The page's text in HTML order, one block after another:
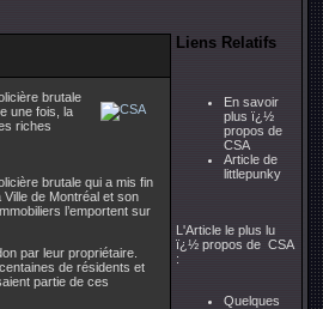
brutale
une fois, la
riches
brutale qui a mis fin
de Montréal et son
l’emportent sur
par leur propriétaire.
de résidents et
partie de ces
Liens Relatifs
En savoir
plus ï¿½
propos de
CSA
Article de
littlepunky
L'Article le plus lu
ï¿½ propos de CSA
:
Quelques